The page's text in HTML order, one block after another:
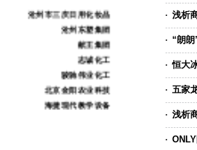
沧州市三庆日用化妆品
沧州东塑集团
献王集团
志诚化工
骏驰伟业化工
北京金阳农业科技
海捷现代教学设备
· 浅析
· “朗
·恒大
· 五家
· 浅析
·